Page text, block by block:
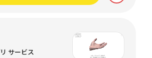
サービス